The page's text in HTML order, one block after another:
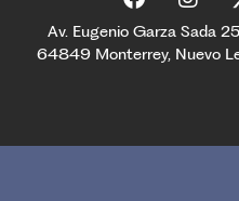
Av. Eugenio Garza Sada
64849 Monterrey, Nuevo